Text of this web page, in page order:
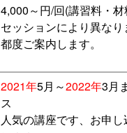
4,000～円/回(講習料・
セッションにより異な
都度ご案内します。
2021年5月～2022年3月
ス
人気の講座です、お申